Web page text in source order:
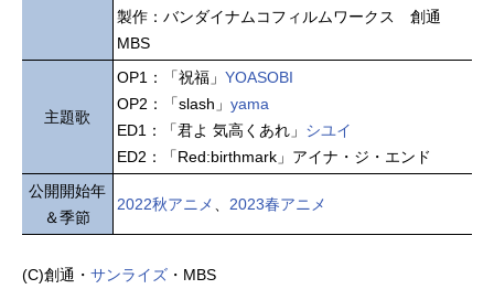
製作：バンダイナムコフィルムワークス 創通
MBS
主題歌
OP1：「祝福」 YOASOBI
OP2：「slash」 yama
ED1：「君よ 気高くあれ」 シユイ
ED2：「Red:birthmark」アイナ・ジ・エンド
公開開始年
＆季節
2022秋アニメ 2023春アニメ
(C)創通・ サンライズ ・MBS